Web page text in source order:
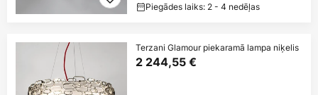
Piegādes laiks: 2 - 4 nedēļas
Terzani Glamour piekaramā lampa niķelis
2 244,55 €